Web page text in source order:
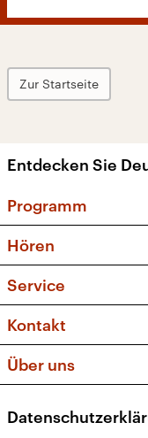
Zur Startseite
Entdecken Sie
Programm
Sendungen
Musikliste
Kakadu –
Hören
Frequenzen
Service
FAQ
Apps
Newsletter
Kontakt
Social Media
Über uns
Presse